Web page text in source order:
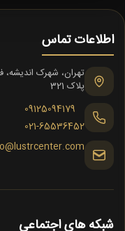
اطلاعات تماس
پلاک 321
09125094179
021-65536452
شبکه های اجتماعی